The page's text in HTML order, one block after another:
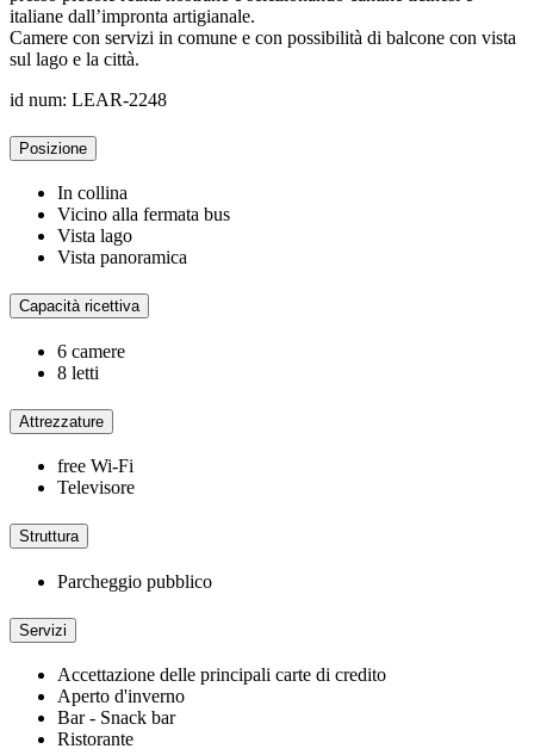
italiane dall’impronta artigianale.
Camere con servizi in comune e con possibilità di balcone con vista
sul lago e la città.
id num: LEAR-2248
Posizione
In collina
Vicino alla fermata bus
Vista lago
Vista panoramica
Capacità ricettiva
6 camere
8 letti
Attrezzature
free Wi-Fi
Televisore
Struttura
Parcheggio pubblico
Servizi
Accettazione delle principali carte di credito
Aperto d'inverno
Bar - Snack bar
Ristorante